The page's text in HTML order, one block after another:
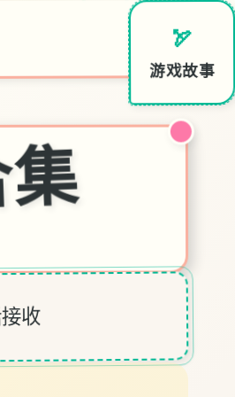
🏹
游戏故事
收